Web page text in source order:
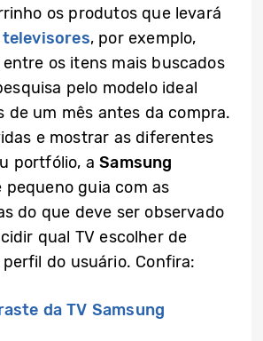
os produtos que levará
televisores, por exemplo,
os itens mais buscados
pelo modelo ideal
de um mês antes da compra.
e mostrar as diferentes
portfólio, aSamsung
pequeno guia com as
do que deve ser observado
qual TV escolher de
do usuário. Confira:
da TV Samsung